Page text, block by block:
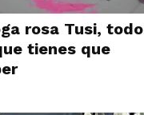
rosa Tusi, todo
tienes que